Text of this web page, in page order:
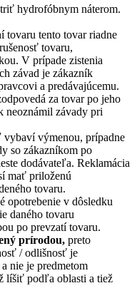
hydrofóbnym náterom.
tovaru tento tovar riadne
tovaru,
V prípade zistenia
závad je zákazník
a predávajúcemu.
za tovar po jeho
neoznámil závady pri
vybaví výmenou, prípadne
so zákazníkom po
dodávateľa. Reklamácia
mať priloženú
tovaru.
opotrebenie v dôsledku
daného tovaru
po prevzatí tovaru.
prírodou, preto
/ odlišnosť je
nie je predmetom
líšiť podľa oblasti a tiež